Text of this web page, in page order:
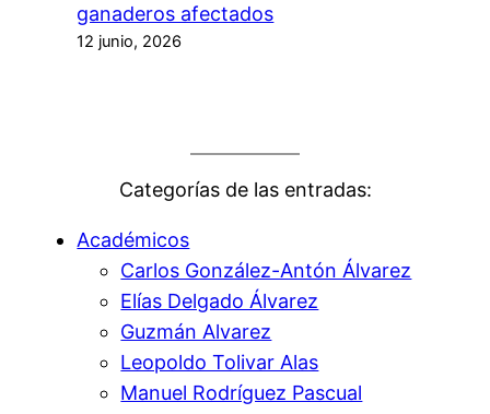
ganaderos afectados
12 junio, 2026
Categorías de las entradas:
Académicos
Carlos González-Antón Álvarez
Elías Delgado Álvarez
Guzmán Alvarez
Leopoldo Tolivar Alas
Manuel Rodríguez Pascual